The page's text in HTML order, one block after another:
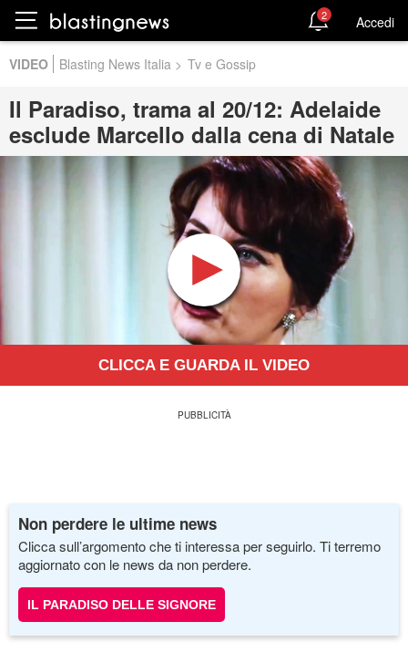
VIDEO Blasting News Italia > Tv e Gossip
Il Paradiso, trama al 20/12: Adelaide
esclude Marcello dalla cena di Natale
CLICCA E GUARDA IL VIDEO
Non perdere le ultime news
Clicca sull’argomento che ti interessa per seguirlo. Ti terremo
aggiornato con le news da non perdere.
IL PARADISO DELLE SIGNORE
2 Accedi